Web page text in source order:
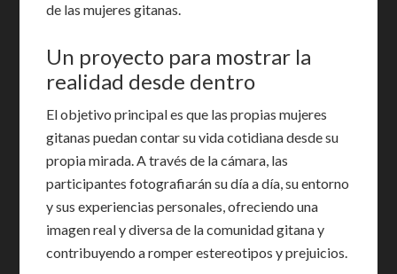
de las mujeres gitanas.
Un proyecto para mostrar la
realidad desde dentro
El objetivo principal es que las propias mujeres
gitanas puedan contar su vida cotidiana desde su
propia mirada. A través de la cámara, las
participantes fotografiarán su día a día, su entorno
y sus experiencias personales, ofreciendo una
imagen real y diversa de la comunidad gitana y
contribuyendo a romper estereotipos y prejuicios.